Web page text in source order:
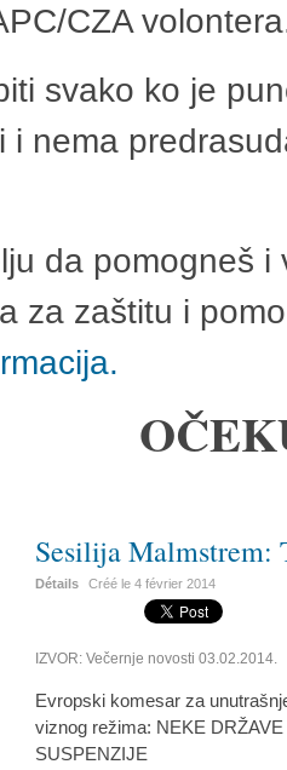
CZA
svako ko je
i nema
da pomogneš
za zaštitu i
Sesilija Malmstrem:
Détails Créé le4 février 2014
IZVOR: Večernje novosti 03.02.2014.
Evropski komesar za
viznog režima: NEKE
SUSPENZIJE